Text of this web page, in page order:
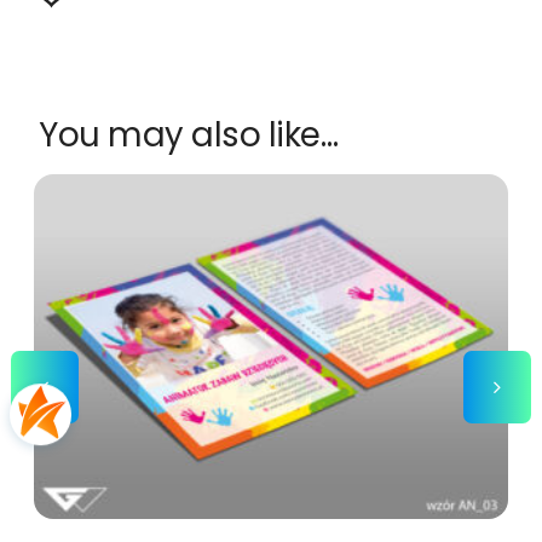
You may also like…